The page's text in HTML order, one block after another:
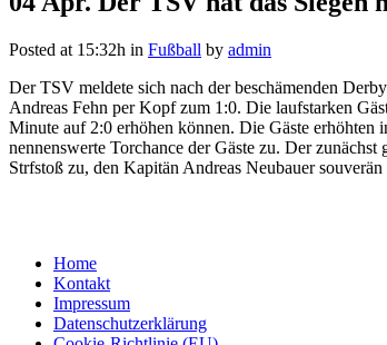
Posted at 15:32h in Fußball by admin
Der TSV meldete sich nach der beschämenden
Andreas Fehn per Kopf zum 1:0. Die laufstarken
Minute auf 2:0 erhöhen können. Die Gäste
nennenswerte Torchance der Gäste zu. Der
Strfstoß zu, den Kapitän Andreas Neubauer
Home
Kontakt
Impressum
Datenschutzerklärung